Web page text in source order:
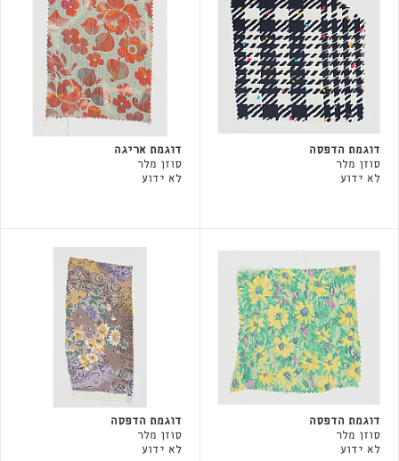
דוגמת הדפסה
סוזן מלר
לא ידוע
דוגמת אריגה
סוזן מלר
לא ידוע
דוגמת הדפסה
סוזן מלר
לא ידוע
דוגמת הדפסה
סוזן מלר
לא ידוע